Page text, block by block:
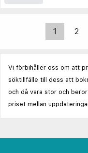
1 2
Vi förbihåller oss om att
söktillfälle till dess att
och då vara stor och
priset mellan